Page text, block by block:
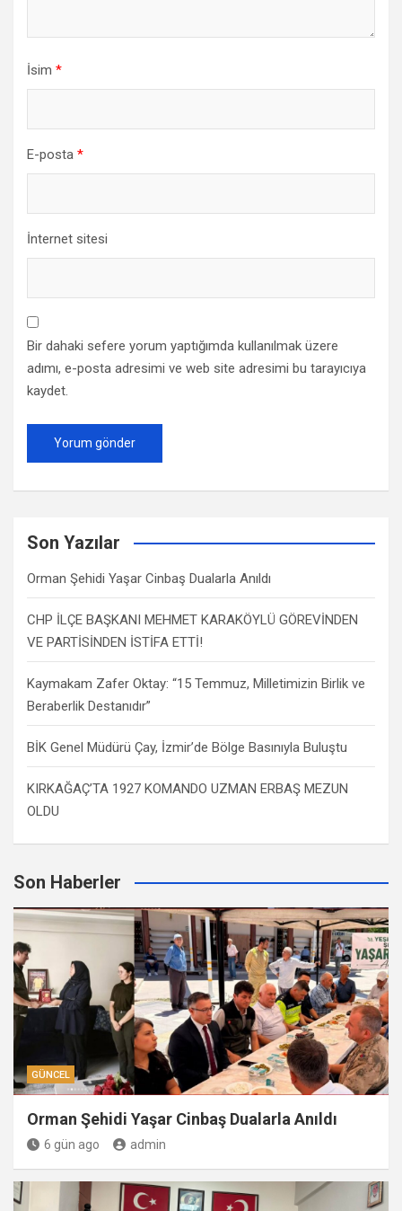
İsim *
E-posta *
İnternet sitesi
Bir dahaki sefere yorum yaptığımda kullanılmak üzere
adımı, e-posta adresimi ve web site adresimi bu tarayıcıya
kaydet.
Son Yazılar
Orman Şehidi Yaşar Cinbaş Dualarla Anıldı
CHP İLÇE BAŞKANI MEHMET KARAKÖYLÜ GÖREVİNDEN
VE PARTİSİNDEN İSTİFA ETTİ!
Kaymakam Zafer Oktay: “15 Temmuz, Milletimizin Birlik ve
Beraberlik Destanıdır”
BİK Genel Müdürü Çay, İzmir’de Bölge Basınıyla Buluştu
KIRKAĞAÇ’TA 1927 KOMANDO UZMAN ERBAŞ MEZUN
OLDU
Son Haberler
GÜNCEL
Orman Şehidi Yaşar Cinbaş Dualarla Anıldı
6 gün ago admin